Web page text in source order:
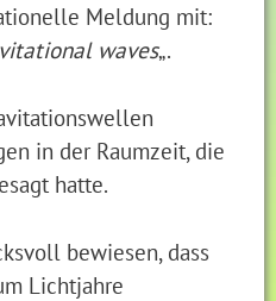
Meldung mit:
waves„.
in der Raumzeit, die
hatte.
bewiesen, dass
Lichtjahre